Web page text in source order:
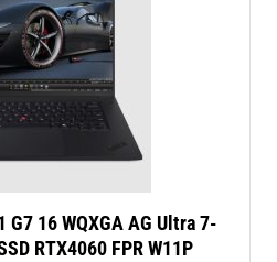
G7 16 WQXGA AG Ultra 7-
RTX4060 FPR W11P